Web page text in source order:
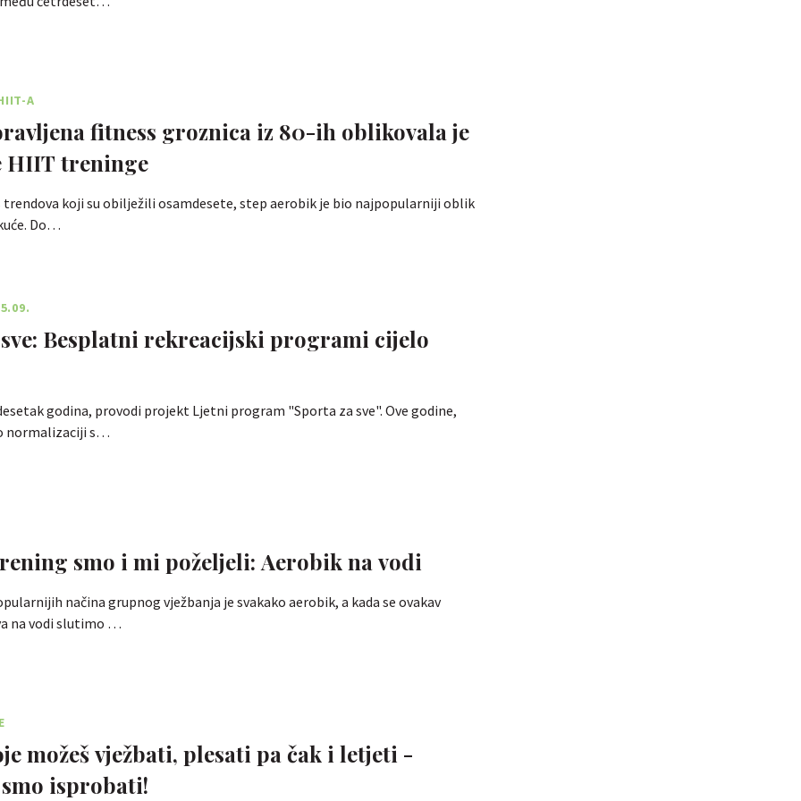
A
fitness groznica iz 80-ih oblikovala je
HIIT treninge
trendova koji su obilježili osamdesete, step aerobik je bio najpopularniji oblik
Do…
Besplatni rekreacijski programi cijelo
godina, provodi projekt Ljetni program "Sporta za sve". Ove godine,
normalizaciji s…
smo i mi poželjeli: Aerobik na vodi
načina grupnog vježbanja je svakako aerobik, a kada se ovakav
na vodi slutimo …
možeš vježbati, plesati pa čak i letjeti -
isprobati!